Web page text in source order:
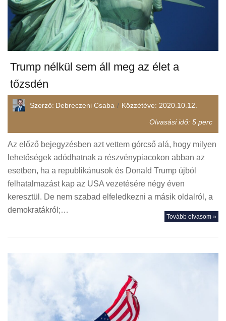
Trump nélkül sem áll meg az élet a
tőzsdén
Szerző: Debreczeni Csaba Közzétéve: 2020.10.12.
Olvasási idő: 5 perc
Az előző bejegyzésben azt vettem górcső alá, hogy milyen
lehetőségek adódhatnak a részvénypiacokon abban az
esetben, ha a republikánusok és Donald Trump újból
felhatalmazást kap az USA vezetésére négy éven
keresztül. De nem szabad elfeledkezni a másik oldalról, a
demokratákról;…
Tovább olvasom »